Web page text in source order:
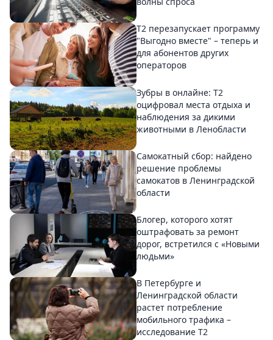
Т2 перезапускает программу
"Выгодно вместе" – теперь и
для абонентов других
операторов
Зубры в онлайне: Т2
оцифровал места отдыха и
наблюдения за дикими
животными в Ленобласти
Самокатный сбор: найдено
решение проблемы
самокатов в Ленинградской
области
Блогер, которого хотят
оштрафовать за ремонт
дорог, встретился с «Новыми
людьми»
В Петербурге и
Ленинградской области
растет потребление
мобильного трафика –
исследование T2